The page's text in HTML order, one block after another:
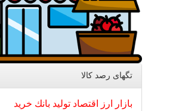
تگهای رصد كالا
بازار ارز اقتصاد تولید بانك خرید